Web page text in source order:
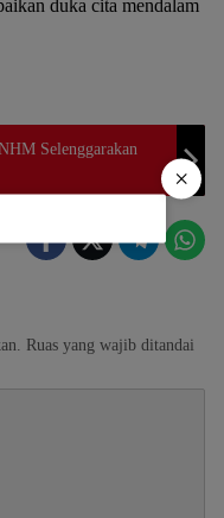
duka cita mendalam
Selenggarakan
Ruas yang wajib ditandai
×